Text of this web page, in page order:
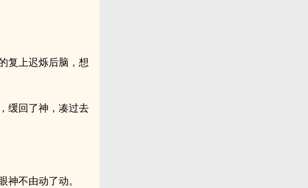
复上迟烁后脑，想
缓回了神，凑过去
不由动了动。